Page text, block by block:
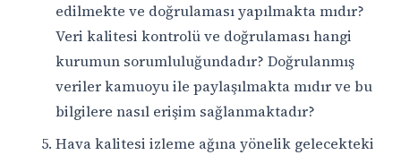
edilmekte ve doğrulaması yapılmakta mıdır?
Veri kalitesi kontrolü ve doğrulaması hangi
kurumun sorumluluğundadır? Doğrulanmış
veriler kamuoyu ile paylaşılmakta mıdır ve bu
bilgilere nasıl erişim sağlanmaktadır?
Hava kalitesi izleme ağına yönelik gelecekteki